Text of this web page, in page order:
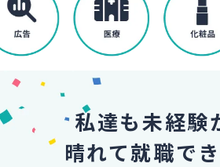
私達も未経験
晴れて就職で